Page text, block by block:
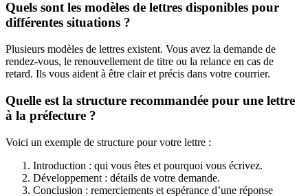
Quels sont les modèles de lettres disponibles pour
différentes situations ?
Plusieurs modèles de lettres existent. Vous avez la demande de
rendez-vous, le renouvellement de titre ou la relance en cas de
retard. Ils vous aident à être clair et précis dans votre courrier.
Quelle est la structure recommandée pour une lettre
à la préfecture ?
Voici un exemple de structure pour votre lettre :
Introduction : qui vous êtes et pourquoi vous écrivez.
Développement : détails de votre demande.
Conclusion : remerciements et espérance d’une réponse